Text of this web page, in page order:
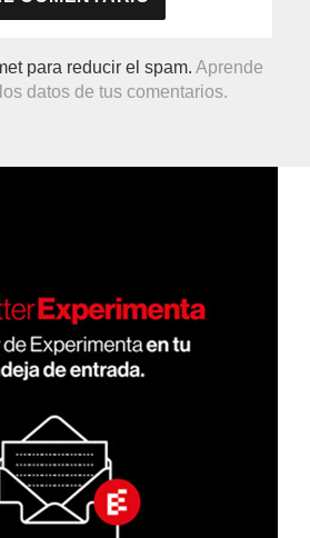
para reducir el spam.Aprende
datos de tus comentarios.